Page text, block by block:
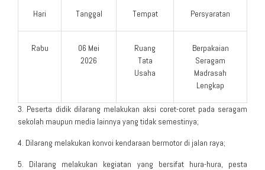
Hari Tanggal Tempat Persyaratan
Rabu
06 Mei
2026
Ruang
Tata
Usaha
Berpakaian
Seragam
Madrasah
Lengkap
3. Peserta didik dilarang melakukan aksi coret-coret pada seragam
sekolah maupun media lainnya yang tidak semestinya;
4. Dilarang melakukan konvoi kendaraan bermotor di jalan raya;
5. Dilarang melakukan kegiatan yang bersifat hura-hura, pesta